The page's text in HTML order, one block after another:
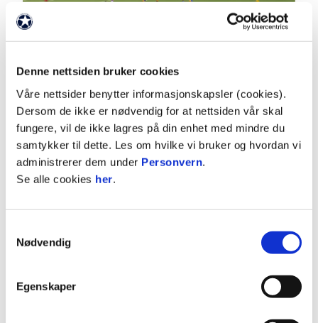
Denne nettsiden bruker cookies
Våre nettsider benytter informasjonskapsler (cookies).
Dersom de ikke er nødvendig for at nettsiden vår skal
fungere, vil de ikke lagres på din enhet med mindre du
samtykker til dette. Les om hvilke vi bruker og hvordan vi
administrerer dem under Personvern.
Se alle cookies her.
Nødvendig
Egenskaper
03:00
2.8.2026 | 00:03:00
Hødd - Moss 2-1
OBOS-ligaen 2026 Runde 16